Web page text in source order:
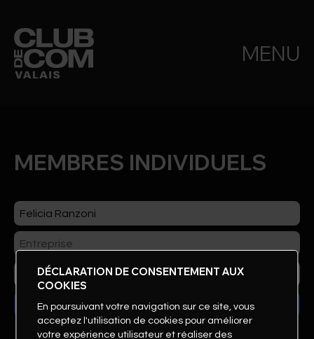
MENU
MEMBRES INDIVIDUELS
DÉCLARATION DE CONSENTEMENT AUX
COOKIES
En poursuivant votre navigation sur ce site, vous
acceptez l'utilisation de cookies pour améliorer
votre expérience utilisateur et réaliser des